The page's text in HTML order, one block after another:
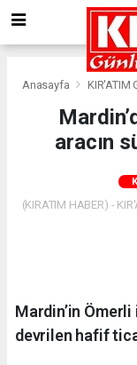
Anasayfa KIR'ATIM
aracın
(KIRATIM HABER) -
Mardin’in
devrilen hafif